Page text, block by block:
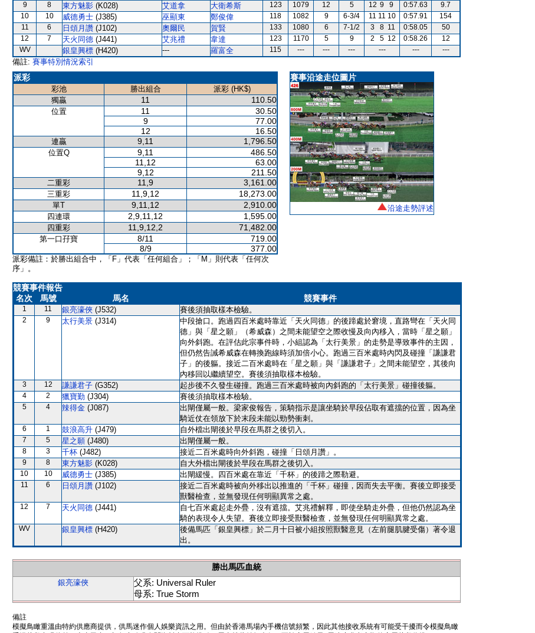
9
8 東方魅影 (K028) 艾道拿 大衛希斯 123 1079 12 5 12 9 9 0:57.63
9.7
10
10 威德勇士 (J385) 巫顯東 鄭俊偉 118 1082 9 6-3/4 11 11 10 0:57.91
154
11
6 日頌月讚 (J102) 奧爾民 賀賢 133 1080 6 7-1/2 3 8 11 0:58.05
50
12
7 天火同德 (J441) 艾兆禮 韋達 123 1170 5 9 2 5 12 0:58.26
12
WV
銀皇興標 (H420) --- 羅富全 115 --- --- --- --- --- ---
備註: 賽事特別情況索引
派彩
彩池 勝出組合
派彩 (HK$)
獨贏
11 110.50
位置 11
30.50
9
77.00
12
16.50
連贏 9,11 1,796.50
位置Q 9,11
486.50
11,12
63.00
9,12
211.50
二重彩 11,9 3,161.00
三重彩 11,9,12 18,273.00
單T 9,11,12 2,910.00
四連環 2,9,11,12 1,595.00
四重彩 11,9,12,2 71,482.00
第一口孖寶 8/11
719.00
8/9
377.00
派彩備註：於勝出組合中，「F」代表「任何組合」；「M」則代表「任何次
序」。
賽事沿途走位圖片
沿途走勢評述
競賽事件報告
名次
馬號 馬名 競賽事件
1 11 銀亮濠俠 (J532) 賽後須抽取樣本檢驗。
2 9 太行美景 (J314)
中段搶口。跑過四百米處時靠近「天火同德」的後蹄處於窘境，直路彎在「天火同
德」與「星之願」（希威森）之間未能望空之際收慢及向內移入，當時「星之願」
向外斜跑。在評估此宗事件時，小組認為「太行美景」的走勢是導致事件的主因，
但仍然告誡希威森在轉換跑線時須加倍小心。跑過三百米處時內閃及碰撞「謙謙君
子」的後軀。接近二百米處時在「星之願」與「謙謙君子」之間未能望空，其後向
內移回以繼續望空。賽後須抽取樣本檢驗。
3 12 謙謙君子 (G352) 起步後不久發生碰撞。跑過三百米處時被向內斜跑的「太行美景」碰撞後軀。
4 2 獵寶勤 (J304) 賽後須抽取樣本檢驗。
5 4 辣得金 (J087)
出閘僅屬一般。梁家俊報告，策騎指示是讓坐騎於早段佔取有遮擋的位置，因為坐
騎近仗在領放下於末段未能以勁勢衝刺。
6 1 鼓浪高升 (J479) 自外檔出閘後於早段在馬群之後切入。
7 5 星之願 (J480) 出閘僅屬一般。
8 3 千杯 (J482) 接近二百米處時向外斜跑，碰撞「日頌月讚」。
9 8 東方魅影 (K028) 自大外檔出閘後於早段在馬群之後切入。
10 10 威德勇士 (J385) 出閘緩慢。四百米處在靠近「千杯」的後蹄之際勒避。
11 6 日頌月讚 (J102)
接近二百米處時被向外移出以推進的「千杯」碰撞，因而失去平衡。賽後立即接受
獸醫檢查，並無發現任何明顯異常之處。
12 7 天火同德 (J441)
自七百米處起走外疊，沒有遮擋。艾兆禮解釋，即使坐騎走外疊，但他仍然認為坐
騎的表現令人失望。賽後立即接受獸醫檢查，並無發現任何明顯異常之處。
WV 銀皇興標 (H420)
後備馬匹「銀皇興標」於二月十日被小組按照獸醫意見（左前腿肌腱受傷）著令退
出。
勝出馬匹血統
銀亮濠俠
父系: Universal Ruler
母系: True Storm
備註
模擬鳥瞰重溫由特約供應商提供，供馬迷作個人娛樂資訊之用。但由於香港馬場內手機信號頻繁，因此其他接收系統有可能受干擾而令模擬鳥瞰